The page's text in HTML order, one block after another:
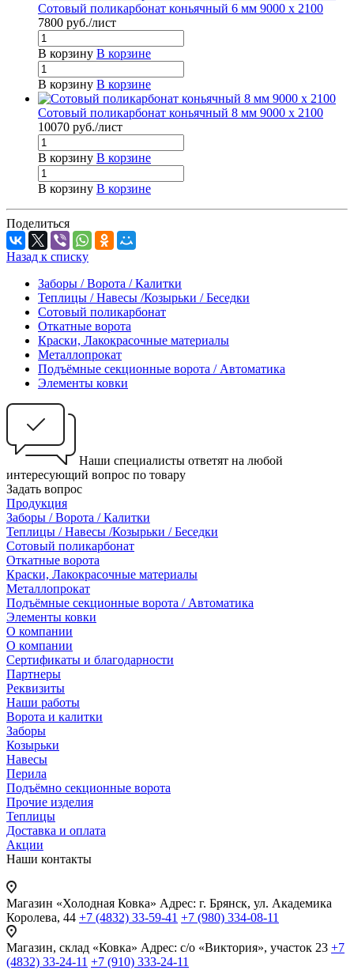
Сотовый поликарбонат коньячный 6 мм 9000 x 2100
7800 руб./лист
В корзину В корзине
В корзину В корзине
Сотовый поликарбонат коньячный 8 мм 9000 x 2100
10070 руб./лист
В корзину В корзине
В корзину В корзине
Поделиться
Назад к списку
Заборы / Ворота / Калитки
Теплицы / Навесы /Козырьки / Беседки
Сотовый поликарбонат
Откатные ворота
Краски, Лакокрасочные материалы
Металлопрокат
Подъёмные секционные ворота / Автоматика
Элементы ковки
Наши специалисты ответят на любой
интересующий вопрос по товару
Задать вопрос
Продукция
Заборы / Ворота / Калитки
Теплицы / Навесы /Козырьки / Беседки
Сотовый поликарбонат
Откатные ворота
Краски, Лакокрасочные материалы
Металлопрокат
Подъёмные секционные ворота / Автоматика
Элементы ковки
О компании
О компании
Сертификаты и благодарности
Партнеры
Реквизиты
Наши работы
Ворота и калитки
Заборы
Козырьки
Навесы
Перила
Подъёмно секционные ворота
Прочие изделия
Теплицы
Доставка и оплата
Акции
Наши контакты
Магазин «Холодная Ковка» Адрес: г. Брянск, ул. Академика
Королева, 44 +7 (4832) 33-59-41 +7 (980) 334-08-11
Магазин, склад «Ковка» Адрес: с/о «Виктория», участок 23 +7
(4832) 33-24-11 +7 (910) 333-24-11